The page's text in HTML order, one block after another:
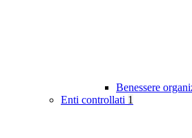
Benessere
Enti controllati 1